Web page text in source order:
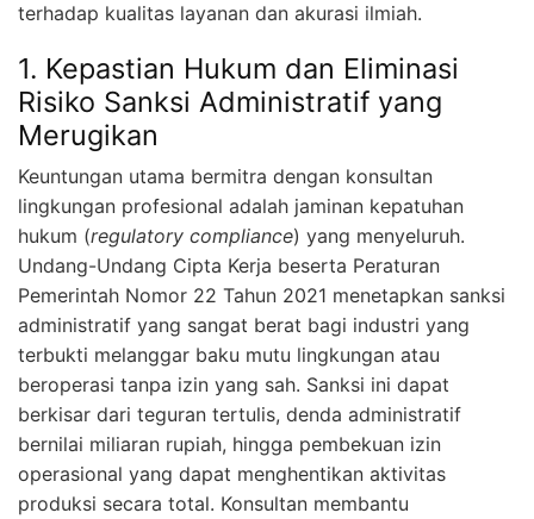
terhadap kualitas layanan dan akurasi ilmiah.
1. Kepastian Hukum dan Eliminasi
Risiko Sanksi Administratif yang
Merugikan
Keuntungan utama bermitra dengan konsultan
lingkungan profesional adalah jaminan kepatuhan
hukum (regulatory compliance) yang menyeluruh.
Undang-Undang Cipta Kerja beserta Peraturan
Pemerintah Nomor 22 Tahun 2021 menetapkan sanksi
administratif yang sangat berat bagi industri yang
terbukti melanggar baku mutu lingkungan atau
beroperasi tanpa izin yang sah. Sanksi ini dapat
berkisar dari teguran tertulis, denda administratif
bernilai miliaran rupiah, hingga pembekuan izin
operasional yang dapat menghentikan aktivitas
produksi secara total. Konsultan membantu